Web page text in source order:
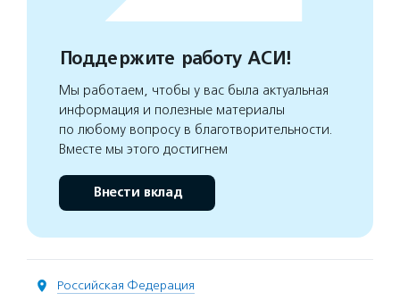
Поддержите работу АСИ!
Мы работаем, чтобы у вас была актуальная
информация и полезные материалы
по любому вопросу в благотворительности.
Вместе мы этого достигнем
Внести вклад
Российская Федерация